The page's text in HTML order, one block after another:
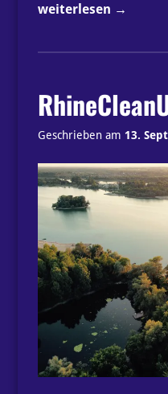
„Ergebnisse
weiterlesen →
Geschrieben am 13.